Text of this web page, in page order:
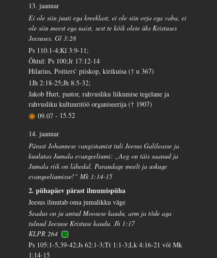
13. jaanuar
Ei ole siin juuti ega kreeklast, ei ole siin orja ega vaba, ei
ole siin meest ega naist, sest te kõik olete üks Kristuses
Jeesuses. Gl 3:28
Ps 110:1-4;Kl 3:9-11;
Õhtul: Ps 100;Jr 17:12-14
Hilarius, Poitiers’ piiskop, kirikuisa († u 367)
1Jh 2:18-25;Jh 8:5-32;
Jakob Hurt, pastor, rahvusliku liikumise tegelane ja
rahvusliku kultuuritöö organiseerija († 1907)
09.07 - 15.52
14. jaanuar
Pärast Johannese vangistamist tuli Jeesus Galileasse ja
kuulutas Jumala evangeeliumi: „Aeg on täis saanud ja
Jumala riik on lähedal. Parandage meelt ja uskuge
evangeeliumisse!“ Mk 1:14-15
2. pühapäev pärast ilmumispüha
Jeesus ilmutab oma jumalikku väge
Seadus on ju antud Moosese kaudu, arm ja tõde aga
tulnud Jeesuse Kristuse kaudu. Jh 1:17
KLPR 264
Ps 105:1-5,39-42;Js 62:1-3;Tt 1:1-3;Lk 4:16-21 või Mk
1:14-15